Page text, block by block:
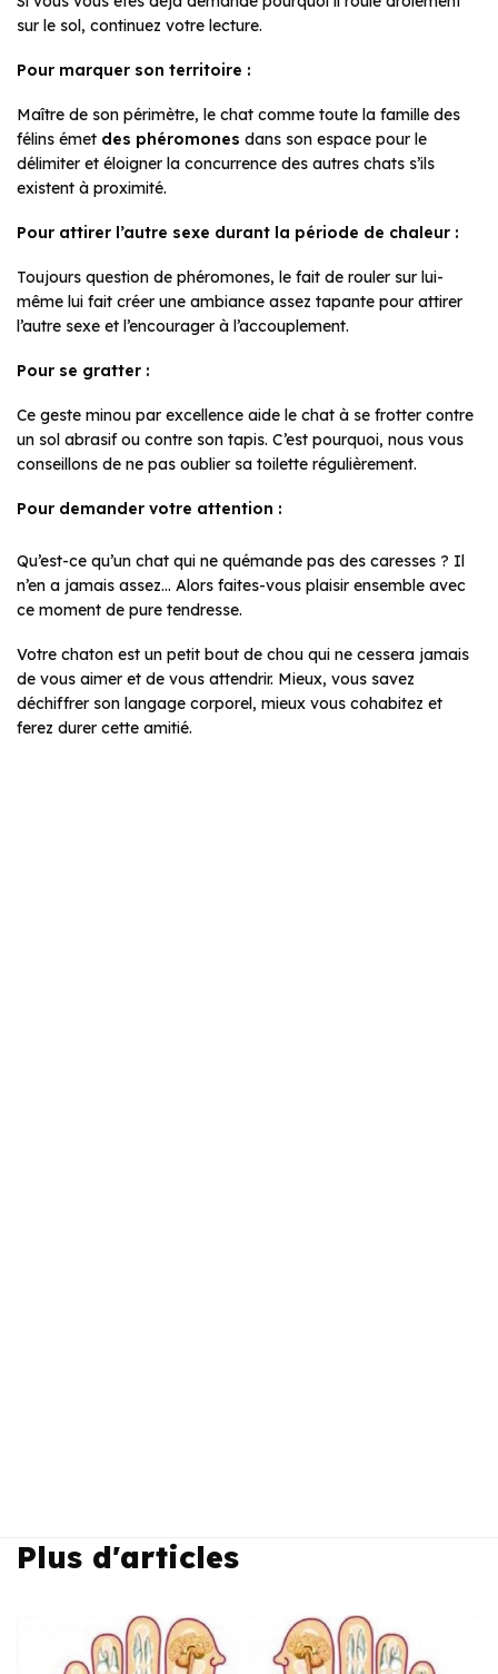
sur le sol, continuez votre lecture.
Pour marquer son territoire :
Maître de son périmètre, le chat comme toute la famille des
félins émet des phéromones dans son espace pour le
délimiter et éloigner la concurrence des autres chats s’ils
existent à proximité.
Pour attirer l’autre sexe durant la période de chaleur :
Toujours question de phéromones, le fait de rouler sur lui-
même lui fait créer une ambiance assez tapante pour attirer
l’autre sexe et l’encourager à l’accouplement.
Pour se gratter :
Ce geste minou par excellence aide le chat à se frotter contre
un sol abrasif ou contre son tapis. C’est pourquoi, nous vous
conseillons de ne pas oublier sa toilette régulièrement.
Pour demander votre attention :
Qu’est-ce qu’un chat qui ne quémande pas des caresses ? Il
n’en a jamais assez… Alors faites-vous plaisir ensemble avec
ce moment de pure tendresse.
Votre chaton est un petit bout de chou qui ne cessera jamais
de vous aimer et de vous attendrir. Mieux, vous savez
déchiffrer son langage corporel, mieux vous cohabitez et
ferez durer cette amitié.
Plus d'articles